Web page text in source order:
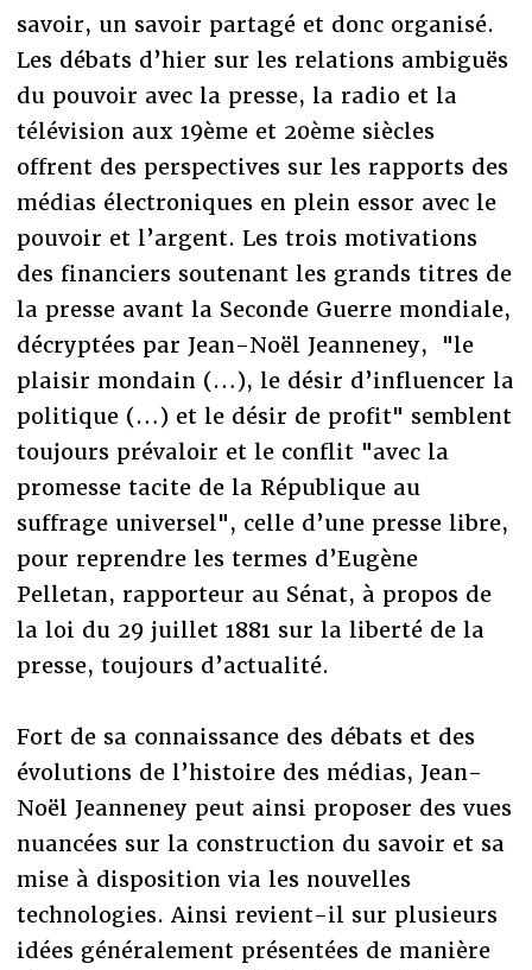
savoir, un savoir partagé et donc organisé.
Les débats d’hier sur les relations ambiguës
du pouvoir avec la presse, la radio et la
télévision aux 19ème et 20ème siècles
offrent des perspectives sur les rapports des
médias électroniques en plein essor avec le
pouvoir et l’argent. Les trois motivations
des financiers soutenant les grands titres de
la presse avant la Seconde Guerre mondiale,
décryptées par Jean-Noël Jeanneney, "le
plaisir mondain (…), le désir d’influencer la
politique (…) et le désir de profit" semblent
toujours prévaloir et le conflit "avec la
promesse tacite de la République au
suffrage universel", celle d’une presse libre,
pour reprendre les termes d’Eugène
Pelletan, rapporteur au Sénat, à propos de
la loi du 29 juillet 1881 sur la liberté de la
presse, toujours d’actualité.
Fort de sa connaissance des débats et des
évolutions de l’histoire des médias, Jean-
Noël Jeanneney peut ainsi proposer des vues
nuancées sur la construction du savoir et sa
mise à disposition via les nouvelles
technologies. Ainsi revient-il sur plusieurs
idées généralement présentées de manière